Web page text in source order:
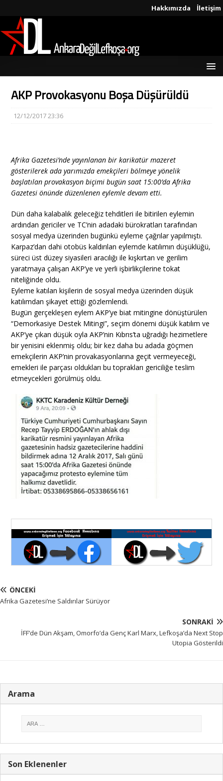
Hakkımızda İletişim
AKP Provokasyonu Boşa Düşürüldü
12/12/2017 23:36
Afrika Gazetesi’nde yayınlanan bir karikatür mazeret
gösterilerek ada yarımızda emekçileri bölmeye yönelik
başlatılan provakasyon biçimi bugün saat 15:00’da Afrika
Gazetesi önünde düzenlenen eylemle devam etti.
Dün daha kalabalık geleceğiz tehditleri ile bitirilen eylemin
ardından gericiler ve TC’nin adadaki bürokratları tarafından
sosyal medya üzerinden bugünkü eyleme çağrılar yapılmıştı.
Karpaz’dan dahi otobüs kaldırılan eylemde katılımın düşüklüğü,
süreci üst düzey siyasileri aracılığı ile kışkırtan ve gerilim
yaratmaya çalışan AKP’ye ve yerli işbirlikçilerine tokat
niteliğinde oldu.
Eyleme katılan kişilerin de sosyal medya üzerinden düşük
katılımdan şikayet ettiği gözlemlendi.
Bugün gerçekleşen eylem AKP’ye biat mitingine dönüştürülen
“Demorkasiye Destek Mitingi”, seçim dönemi düşük katılım ve
AKP’ye çıkan düşük oyla AKP’nin Kıbrıs’ta uğradığı hezimetlere
bir yenisini eklenmiş oldu; bir kez daha bu adada göçmen
emekçilerin AKP’nin provakasyonlarına geçit vermeyeceği,
emekleri ile parçası oldukları bu toprakları gericiliğe teslim
etmeycekleri görülmüş oldu.
ÖNCEKI
Afrika Gazetesi’ne Saldırılar Sürüyor
SONRAKI
İFF’de Dün Akşam, Omorfo’da Genç Karl Marx, Lefkoşa’da Next Stop
Utopia Gösterildi
Arama
Son Eklenenler